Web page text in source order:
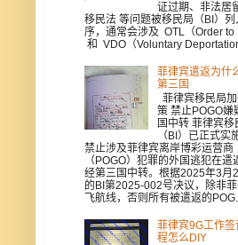
证过期、非法居
移民法 等问题被移民局（BI）
序，通常会涉及 OTL（Order to
和 VDO（Voluntary
菲律宾遣返为什
第三国
菲律宾移民局
策 禁止POGO嫌
国中转 菲律宾移
（BI）已正式实
禁止涉及菲律宾离岸博彩运营商
（POGO）犯罪的外国逃犯在遣
经第三国中转。根据2025年3月
的BI第2025-002号决议，除非
飞航线，否则所有被遣返的
菲律宾9G工作签
程怎么DIY